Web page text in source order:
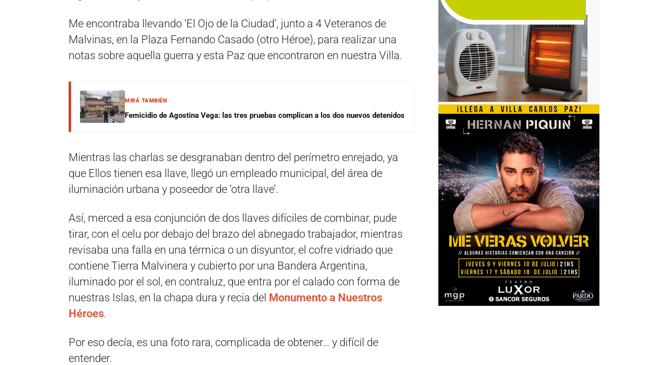
Me encontraba llevando ‘El Ojo de la Ciudad’, junto a 4 Veteranos de
Malvinas, en la Plaza Fernando Casado (otro Héroe), para realizar una
notas sobre aquella guerra y esta Paz que encontraron en nuestra Villa.
MIRÁ TAMBIÉN
Femicidio de Agostina Vega: las tres pruebas complican a los dos nuevos detenidos
Mientras las charlas se desgranaban dentro del perímetro enrejado, ya
que Ellos tienen esa llave, llegó un empleado municipal, del área de
iluminación urbana y poseedor de ‘otra llave’.
Así, merced a esa conjunción de dos llaves difíciles de combinar, pude
tirar, con el celu por debajo del brazo del abnegado trabajador, mientras
revisaba una falla en una térmica o un disyuntor, el cofre vidriado que
contiene Tierra Malvinera y cubierto por una Bandera Argentina,
iluminado por el sol, en contraluz, que entra por el calado con forma de
nuestras Islas, en la chapa dura y recia del Monumento a Nuestros
Héroes.
Por eso decía, es una foto rara, complicada de obtener… y difícil de
entender.